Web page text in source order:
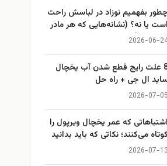
چطور بفهمیم نوزاد در لباسش راحت
است یا نه؟ (نشانه‌هایی که هر مادر
باید بداند)
2026-06-
8 علت رایج قطع شدن آب یخچال
ال جی + راه حل
2026-07-05
اشتباهاتی که عمر یخچال ویرپول را
کوتاه می‌کنند؛ نکاتی که باید بدانید
2026-07-13